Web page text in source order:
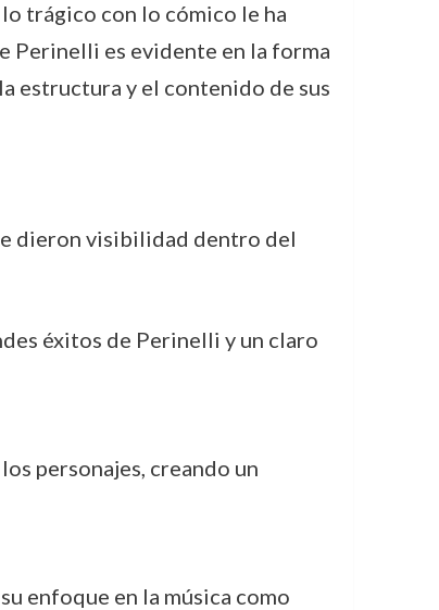
trágico con lo cómico le ha
Perinelli es evidente en la forma
estructura y el contenido de sus
dieron visibilidad dentro del
éxitos de Perinelli y un claro
personajes, creando un
enfoque en la música como